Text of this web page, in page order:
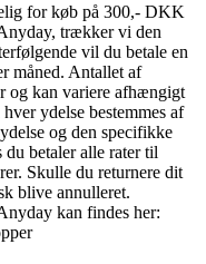
for køb på 300,- DKK
trækker vi den
vil du betale en
måned. Antallet af
og kan variere afhængigt
ydelse bestemmes af
og den specifikke
betaler alle rater til
Skulle du returnere dit
blive annulleret.
kan findes her: